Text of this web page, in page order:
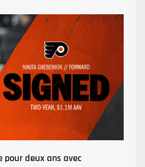
pour deux ans avec